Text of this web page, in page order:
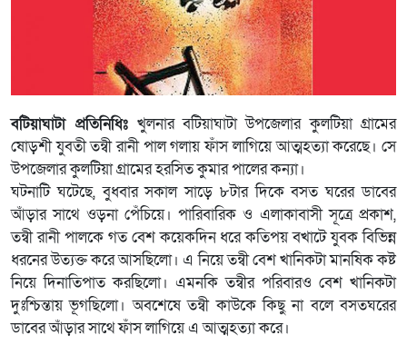
বটিয়াঘাটা প্রতিনিধিঃ খুলনার বটিয়াঘাটা উপজেলার কুলটিয়া গ্রামের
ষোড়শী যুবতী তন্বী রানী পাল গলায় ফাঁস লাগিয়ে আত্মহত্যা করেছে। সে
উপজেলার কুলটিয়া গ্রামের হরসিত কুমার পালের কন্যা।
ঘটনাটি ঘটেছে, বুধবার সকাল সাড়ে ৮টার দিকে বসত ঘরের ডাবের
আঁড়ার সাথে ওড়না পেঁচিয়ে। পারিবারিক ও এলাকাবাসী সূত্রে প্রকাশ,
তন্বী রানী পালকে গত বেশ কয়েকদিন ধরে কতিপয় বখাটে যুবক বিভিন্ন
ধরনের উত্যক্ত করে আসছিলো। এ নিয়ে তন্বী বেশ খানিকটা মানষিক কষ্ট
নিয়ে দিনাতিপাত করছিলো। এমনকি তন্বীর পরিবারও বেশ খানিকটা
দুঃশ্চিন্তায় ভূগছিলো। অবশেষে তন্বী কাউকে কিছু না বলে বসতঘরের
ডাবের আঁড়ার সাথে ফাঁস লাগিয়ে এ আত্মহত্যা করে।